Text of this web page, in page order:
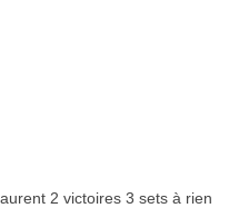
2 victoires 3 sets à rien